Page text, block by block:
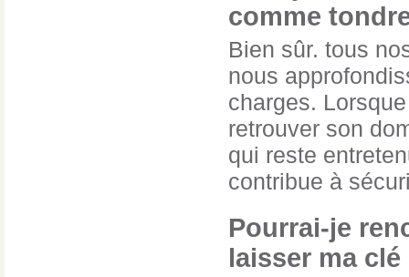
comme
Bien sûr. tous
nous
charges.
retrouver son
qui reste
contribue à
Pourrai-je
laisser ma